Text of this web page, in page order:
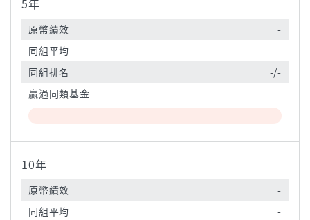
5年
原幣績效
-
同組平均
-
同組排名
-/-
贏過同類基金
10年
原幣績效
-
同組平均
-